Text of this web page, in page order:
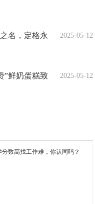
2025-05-12
名，定格永
2025-05-12
”鲜奶蛋糕致